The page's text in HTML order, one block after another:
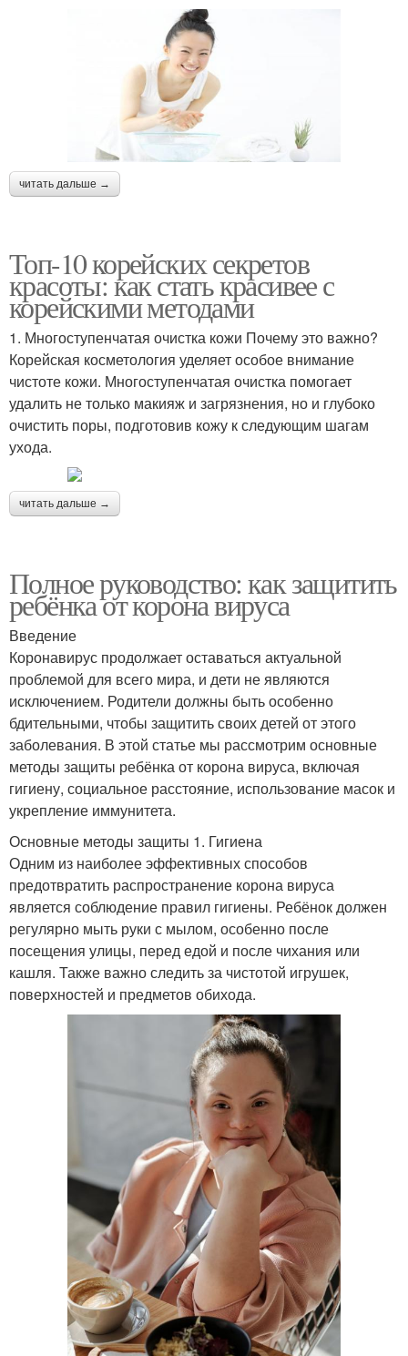
читать дальше →
Топ-10 корейских секретов
красоты: как стать красивее с
корейскими методами
1. Многоступенчатая очистка кожи Почему это важно?
Корейская косметология уделяет особое внимание
чистоте кожи. Многоступенчатая очистка помогает
удалить не только макияж и загрязнения, но и глубоко
очистить поры, подготовив кожу к следующим шагам
ухода.
читать дальше →
Полное руководство: как защитить
ребёнка от корона вируса
Введение
Коронавирус продолжает оставаться актуальной
проблемой для всего мира, и дети не являются
исключением. Родители должны быть особенно
бдительными, чтобы защитить своих детей от этого
заболевания. В этой статье мы рассмотрим основные
методы защиты ребёнка от корона вируса, включая
гигиену, социальное расстояние, использование масок и
укрепление иммунитета.
Основные методы защиты 1. Гигиена
Одним из наиболее эффективных способов
предотвратить распространение корона вируса
является соблюдение правил гигиены. Ребёнок должен
регулярно мыть руки с мылом, особенно после
посещения улицы, перед едой и после чихания или
кашля. Также важно следить за чистотой игрушек,
поверхностей и предметов обихода.